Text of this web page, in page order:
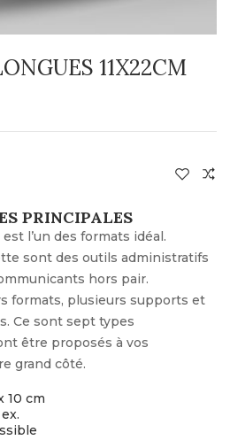
11X22CM
PRINCIPALES
l’un des formats idéal.
sont des outils administratifs
hors pair.
formats, plusieurs supports et
Ce sont sept types
être proposés à vos
grand côté.
10 cm